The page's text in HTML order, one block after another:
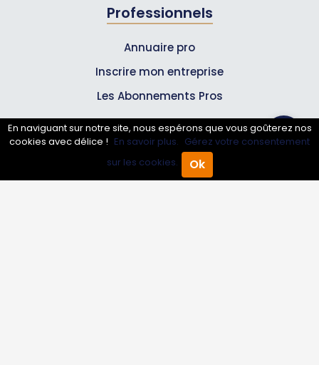
Annuaire Pro Agenda
Professionnels
Annuaire pro
Inscrire mon entreprise
Les Abonnements Pros
Infos
Mentions légales et CGV
En naviguant sur notre site, nous espérons que vous goûterez nos
cookies avec délice ! En savoir plus. Gérez votre consentement
sur les cookies.
Ok